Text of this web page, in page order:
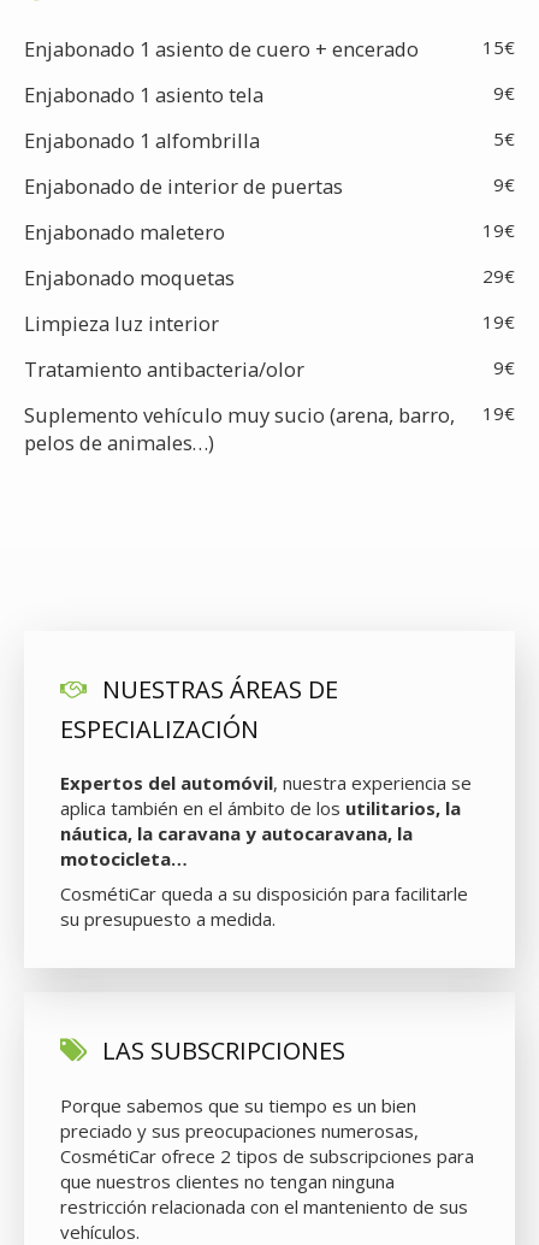
15€
Enjabonado 1 asiento de cuero + encerado
9€
Enjabonado 1 asiento tela
5€
Enjabonado 1 alfombrilla
9€
Enjabonado de interior de puertas
19€
Enjabonado maletero
29€
Enjabonado moquetas
19€
Limpieza luz interior
9€
Tratamiento antibacteria/olor
19€
Suplemento vehículo muy sucio (arena, barro,
pelos de animales…)
NUESTRAS ÁREAS DE
ESPECIALIZACIÓN
Expertos del automóvil, nuestra experiencia se
aplica también en el ámbito de los utilitarios, la
náutica, la caravana y autocaravana, la
motocicleta…
CosmétiCar queda a su disposición para facilitarle
su presupuesto a medida.
LAS SUBSCRIPCIONES
Porque sabemos que su tiempo es un bien
preciado y sus preocupaciones numerosas,
CosmétiCar ofrece 2 tipos de subscripciones para
que nuestros clientes no tengan ninguna
restricción relacionada con el manteniento de sus
vehículos.